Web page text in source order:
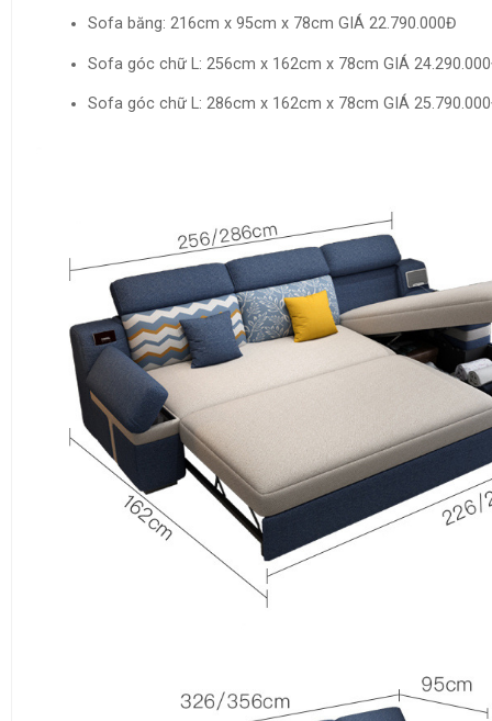
Sofa băng: 216cm x 95cm x 78cm GIÁ 22.790.000Đ
Sofa góc chữ L: 256cm x 162cm x 78cm GIÁ 24.290.000
Sofa góc chữ L: 286cm x 162cm x 78cm GIÁ 25.790.000